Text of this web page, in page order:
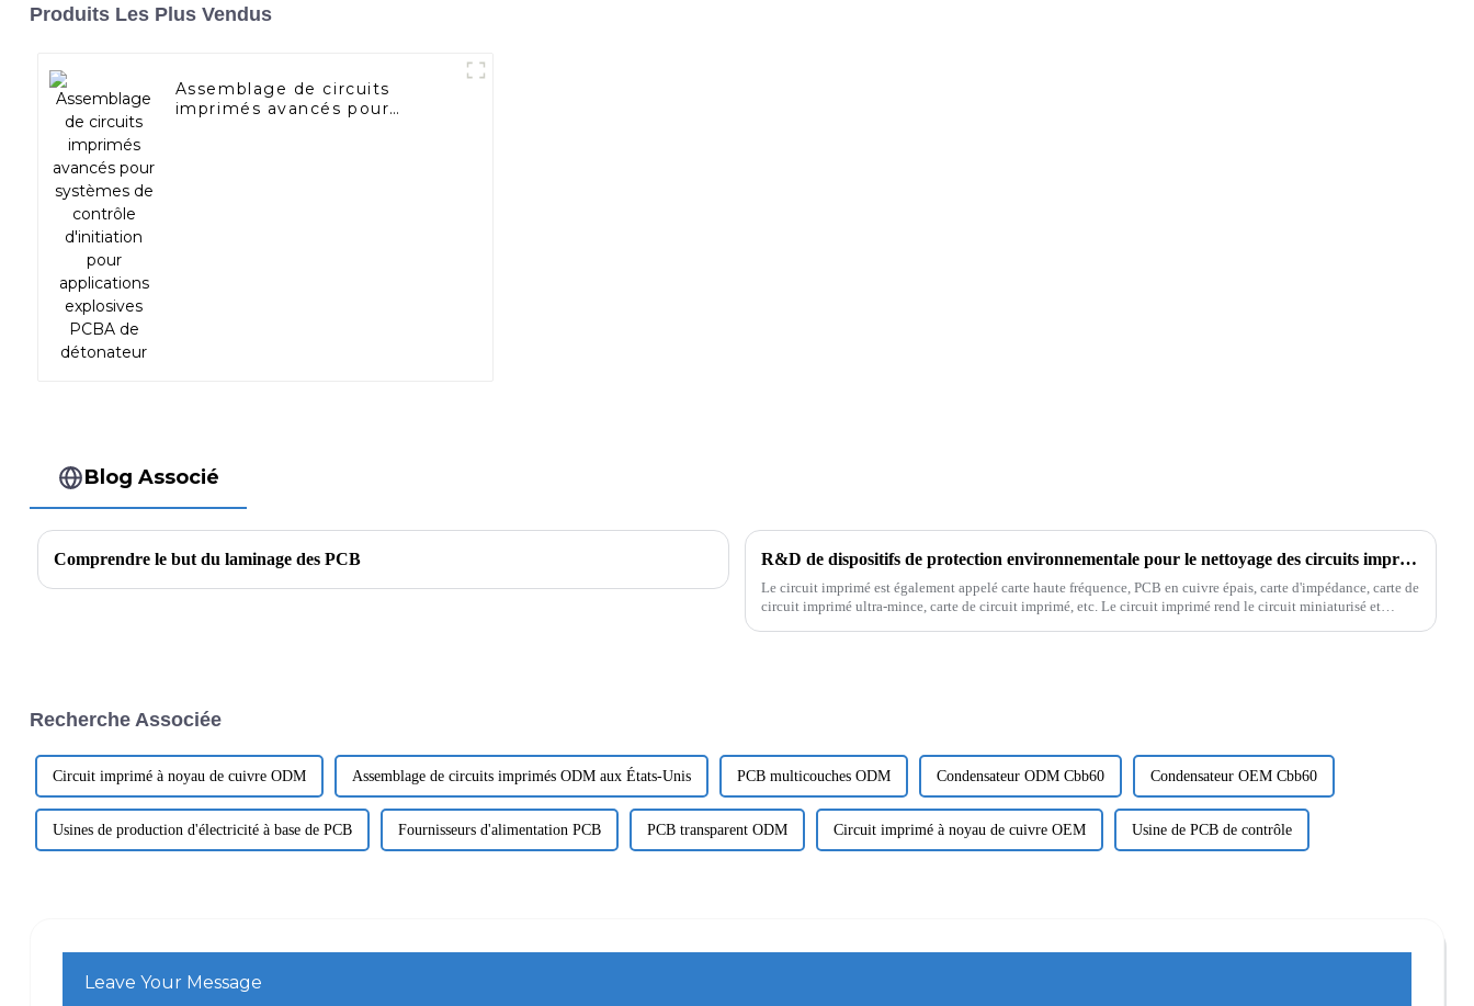
Produits Les Plus Vendus
Assemblage de circuits
imprimés avancés pour
Blog Associé
Comprendre le but du laminage des PCB R&D de dispositifs de protection environnementale pour le nettoyage des circuits imprimés
Le circuit imprimé est également appelé carte haute fréquence, PCB en cuivre épais, carte d'impédance, carte de
circuit imprimé ultra-mince, carte de circuit imprimé, etc. Le circuit imprimé rend le circuit miniaturisé et
Recherche Associée
Circuit imprimé à noyau de cuivre ODM Assemblage de circuits imprimés ODM aux États-Unis PCB multicouches ODM Condensateur ODM Cbb60 Condensateur OEM Cbb60
Usines de production d'électricité à base de PCB Fournisseurs d'alimentation PCB PCB transparent ODM Circuit imprimé à noyau de cuivre OEM Usine de PCB de contrôle
Leave Your Message